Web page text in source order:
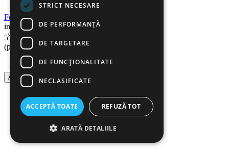
Foarfeca ergonomica, 21 cm, Soft Grip
in stoc
590
(pret cu TVA inclus)
Adauga in cos
STRICT NECESARE
DE PERFORMANȚĂ
DE TARGETARE
DE FUNCŢIONALITATE
NECLASIFICATE
ACCEPTĂ TOATE REFUZĂ TOT
ARATĂ DETALIILE